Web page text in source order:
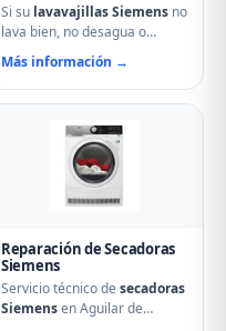
Si su lavavajillas Siemens no
lava bien, no desagua o
muestra errores en el display,
nuestro servicio técnico en
Aguilar de Campoo puede
aspersores obstruidos,
bombas de desagüe,
problemas de secado y fallos
electrónicos con piezas
Más información →
Reparación de Secadoras
Siemens
Servicio técnico de secadoras
Siemensen Aguilar de